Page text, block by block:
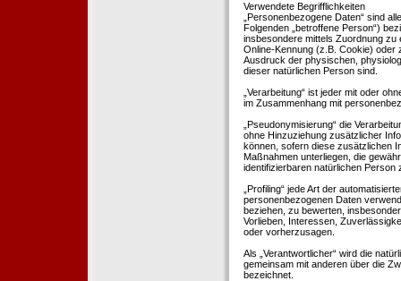
Verwendete Begrifflichkeiten
„Personenbezogene Daten“ sind
Folgenden „betroffene Person“)
insbesondere mittels Zuordnung zu
Online-Kennung (z.B. Cookie) oder
Ausdruck der physischen,
dieser natürlichen Person sind.
„Verarbeitung“ ist jeder mit oder
im Zusammenhang mit
„Pseudonymisierung“ die
ohne Hinzuziehung zusätzlicher
können, sofern diese zusätzlichen
Maßnahmen unterliegen, die
identifizierbaren natürlichen Person
„Profiling“ jede Art der
personenbezogenen Daten
beziehen, zu bewerten,
Vorlieben, Interessen,
oder vorherzusagen.
Als „Verantwortlicher“ wird die
gemeinsam mit anderen über die
bezeichnet.